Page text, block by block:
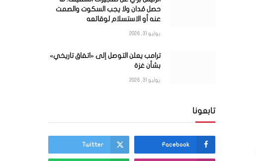
حصل مُدان ولا يجب السكوت والصمت
عنه أو الاستسلام لوقائعه
يوليو 31, 2026
ترامب يعلن التوصل إلى «اتفاق تاريخي»
بشأن غزة
يوليو 31, 2026
تابعونا
Facebook
Twitter